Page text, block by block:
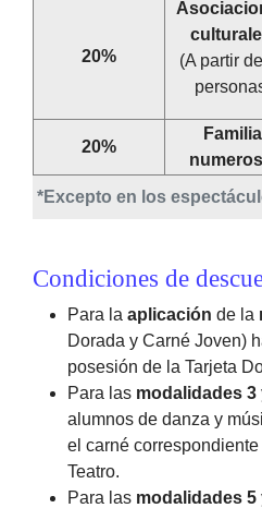
*Excepto en los
20%
(A partir
20%
Familia
Condiciones de
Para la aplicación de la
Dorada y Carné Joven)
posesión de la Tarjeta
Para las modalidades 3
alumnos de danza y
el carné
Teatro.
Para las modalidades 5